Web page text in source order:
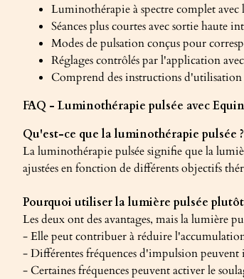
Luminothérapie à spectre complet
Séances plus courtes avec sortie haute
Modes de pulsation conçus pour
Réglages contrôlés par l'application
Comprend des instructions d'utilisation
FAQ - Luminothérapie pulsée avec
Qu'est-ce que la luminothérapie pulsée ?
La luminothérapie pulsée signifie que la
ajustées en fonction de différents objectifs
Pourquoi utiliser la lumière pulsée
Les deux ont des avantages, mais la lumière
- Elle peut contribuer à réduire l'accumulation
- Différentes fréquences d'impulsion peuvent
- Certaines fréquences peuvent activer le